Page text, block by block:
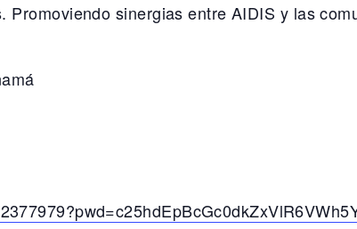
Promoviendo sinergias entre AIDIS y las